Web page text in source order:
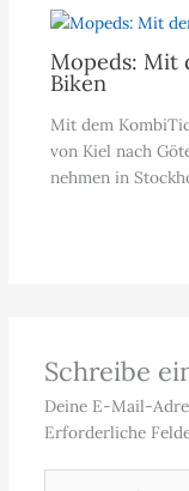
Mopeds: Mit
Biken
Mit dem
von Kiel nach
nehmen in
Schreibe
Deine E-Mail-
Erforderliche